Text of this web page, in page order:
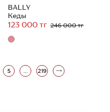
BALLY
Кеды
123 000 тг 246 000 тг
5 ... 219